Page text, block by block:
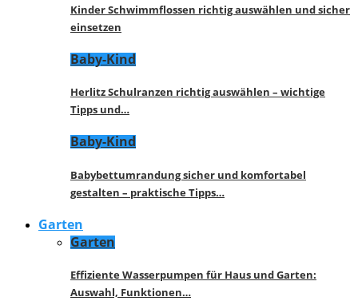
Kinder Schwimmflossen richtig auswählen und sicher
einsetzen
Baby-Kind
Herlitz Schulranzen richtig auswählen – wichtige
Tipps und…
Baby-Kind
Babybettumrandung sicher und komfortabel
gestalten – praktische Tipps…
Garten
Garten
Effiziente Wasserpumpen für Haus und Garten:
Auswahl, Funktionen…